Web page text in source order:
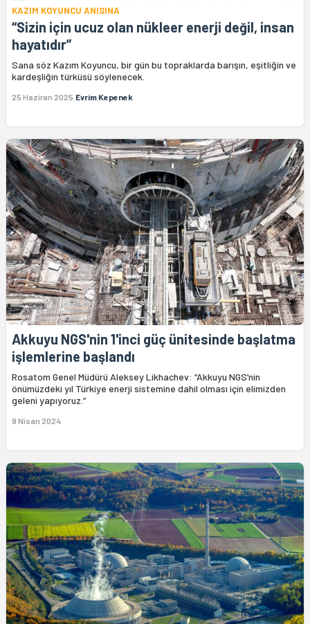
KAZIM KOYUNCU ANISINA
“Sizin için ucuz olan nükleer enerji değil, insan
hayatıdır”
Sana söz Kazım Koyuncu, bir gün bu topraklarda barışın, eşitliğin ve
kardeşliğin türküsü söylenecek.
25 Haziran 2025 Evrim Kepenek
Akkuyu NGS'nin 1'inci güç ünitesinde başlatma
işlemlerine başlandı
Rosatom Genel Müdürü Aleksey Likhachev: “Akkuyu NGS’nin
önümüzdeki yıl Türkiye enerji sistemine dahil olması için elimizden
geleni yapıyoruz.”
9 Nisan 2024